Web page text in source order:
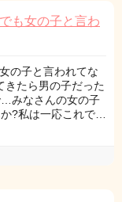
も女の子と言わ
の子と言われてな
きたら男の子だった
…みなさんの女の子
?私は一応これで…